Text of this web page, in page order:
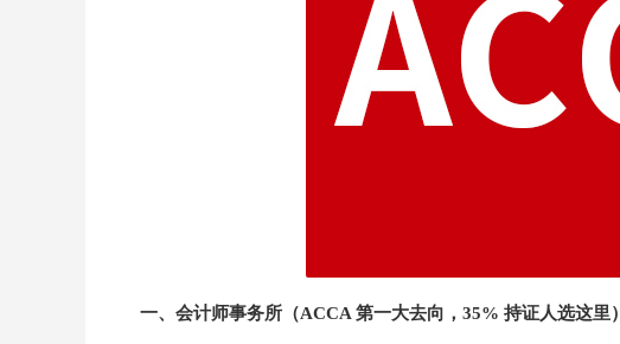
一、会计师事务所（ACCA 第一大去向，35% 持证人选这里）